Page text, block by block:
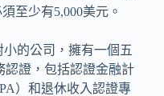
至少有5,000美元。
的公司，擁有一個五
認證，包括認證金融計
）和退休收入認證專